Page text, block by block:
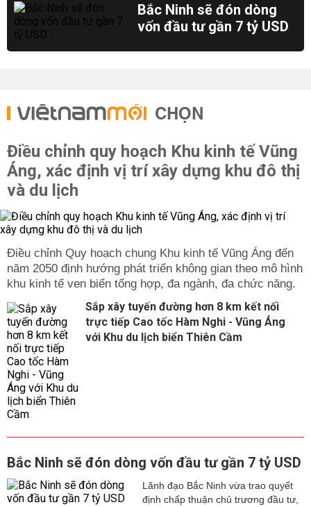
Bắc Ninh sẽ đón dòng
vốn đầu tư gần 7 tỷ USD
CHỌN
Điều chỉnh quy hoạch Khu kinh tế Vũng
Áng, xác định vị trí xây dựng khu đô thị
và du lịch
Điều chỉnh Quy hoạch chung Khu kinh tế Vũng Áng đến
năm 2050 định hướng phát triển không gian theo mô hình
khu kinh tế ven biển tổng hợp, đa ngành, đa chức năng.
Sắp xây tuyến đường hơn 8 km kết nối
trực tiếp Cao tốc Hàm Nghi - Vũng Áng
với Khu du lịch biển Thiên Cầm
Bắc Ninh sẽ đón dòng vốn đầu tư gần 7 tỷ USD
Lãnh đạo Bắc Ninh vừa trao quyết
định chấp thuận chủ trương đầu tư,